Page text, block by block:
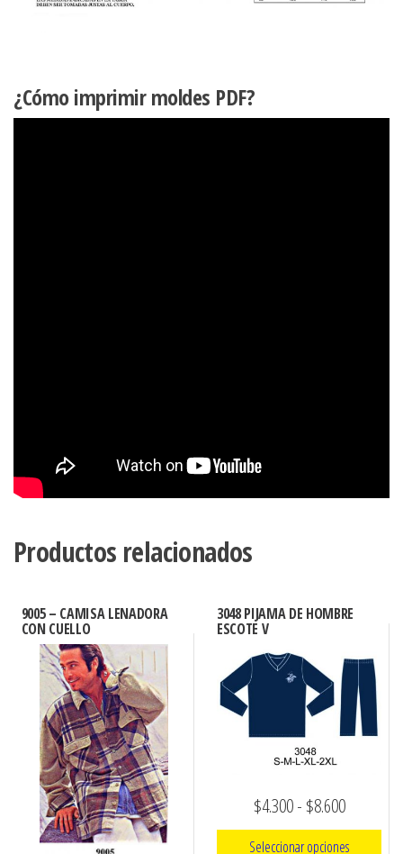
¿Cómo imprimir moldes PDF?
Productos relacionados
9005 – CAMISA LENADORA
CON CUELLO
3048 PIJAMA DE HOMBRE
ESCOTE V
$4.300- $8.600Rango
de
Seleccionar opciones